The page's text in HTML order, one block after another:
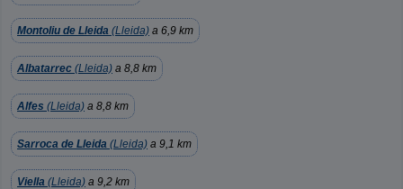
Montoliu de Lleida (Lleida) a 6,9 km
Albatarrec (Lleida) a 8,8 km
Alfes (Lleida) a 8,8 km
Sarroca de Lleida (Lleida) a 9,1 km
Viella (Lleida) a 9,2 km